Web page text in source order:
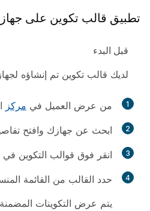
تطبيق قالب تكوين على
‏‫قبل البدء‬
لديك قالب تكوين تم إنشاؤه
1 من عرض العميل في مركز
2 ابحث عن جهازك وافتح
3 انقر فوق قوالب التكوين
4
حدد القالب من القائمة
يتم عرض التكوينات